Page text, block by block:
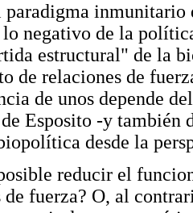
paradigma
negativo de la
estructural" de la
de relaciones de
de unos depende
Esposito -y
desde la
reducir el
fuerza? O, al